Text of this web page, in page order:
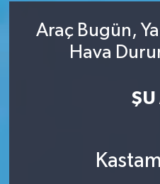
Araç Bugün,
Hava
ŞU
Siyaset
Süper Lig Puan
Son Dakika Haberleri